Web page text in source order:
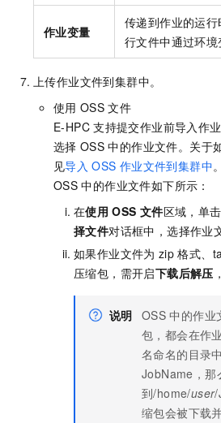
作业变量
传递到作业的运
行文件中通过环境
上传作业文件到集群中。
使用 OSS 文件
E-HPC 支持提交作业前导入作
选择 OSS 中的作业文件。关于
见导入 OSS 作业文件到集群中
OSS 中的作业文件如下所示：
在使用 OSS 文件区域，单击
择文件对话框中，选择作业
如果作业文件为 zip 格式、
压缩包，需开启下载后解压
说明 OSS 中的作业
包，都会在作
名命名的目录
JobName，那
到/home/user/
缩包会被下载